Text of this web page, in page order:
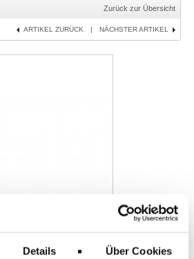
Details Über Cookies
Zurück zur Übersicht
ARTIKEL ZURÜCK | NÄCHSTER ARTIKEL